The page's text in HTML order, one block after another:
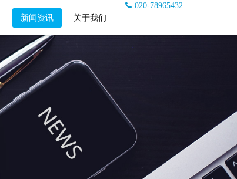
020-78965432
新闻资讯 关于我们